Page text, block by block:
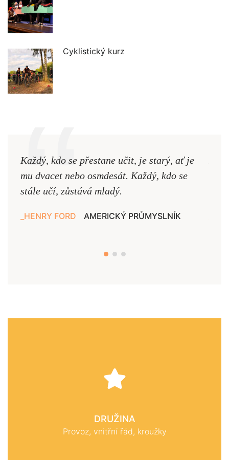
Cyklistický kurz
Každý, kdo se přestane učit, je starý, ať je
mu dvacet nebo osmdesát. Každý, kdo se
stále učí, zůstává mladý.
HENRY FORD AMERICKÝ PRŮMYSLNÍK
DRUŽINA
Provoz, vnitřní řád, kroužky